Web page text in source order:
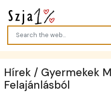
Hírek / Gyermekek
Felajánlásból